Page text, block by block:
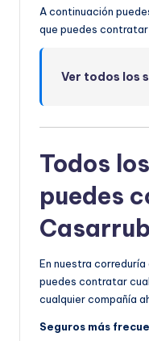
A continuación
que puedes
Ver todos los
Todos
puedes
En nuestra
puedes contratar
cualquier compañía
Seguros más